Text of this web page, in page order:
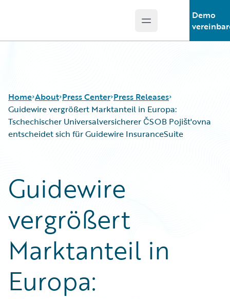
Open main menu
Demo
Home About Press Center Press Releases
Guidewire vergrößert Marktanteil in Europa:
Tschechischer Universalversicherer ČSOB Pojišt'ovna
entscheidet sich für Guidewire InsuranceSuite
Guidewire
vergrößert
Marktanteil in
Europa: